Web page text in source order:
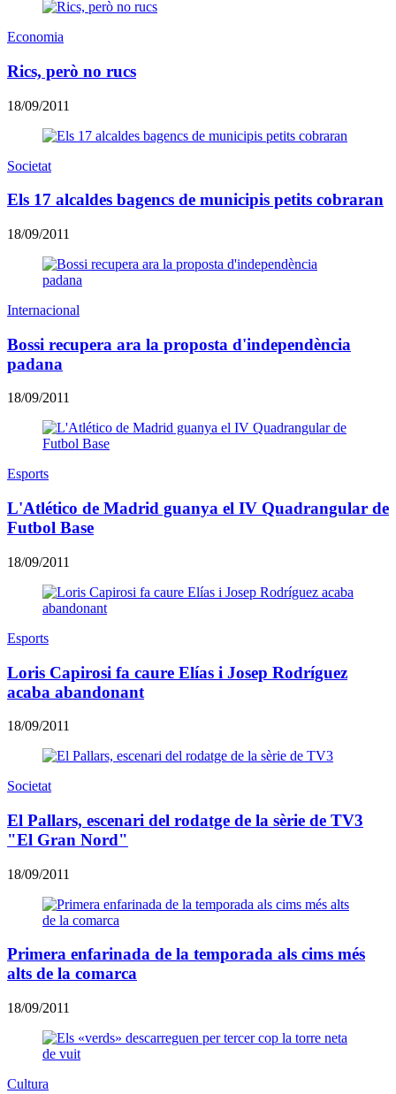
Economia
Rics, però no rucs
18/09/2011
Societat
Els 17 alcaldes bagencs de municipis petits cobraran
18/09/2011
Internacional
Bossi recupera ara la proposta d'independència
padana
18/09/2011
Esports
L'Atlético de Madrid guanya el IV Quadrangular de
Futbol Base
18/09/2011
Esports
Loris Capirosi fa caure Elías i Josep Rodríguez
acaba abandonant
18/09/2011
Societat
El Pallars, escenari del rodatge de la sèrie de TV3
"El Gran Nord"
18/09/2011
Primera enfarinada de la temporada als cims més
alts de la comarca
18/09/2011
Cultura